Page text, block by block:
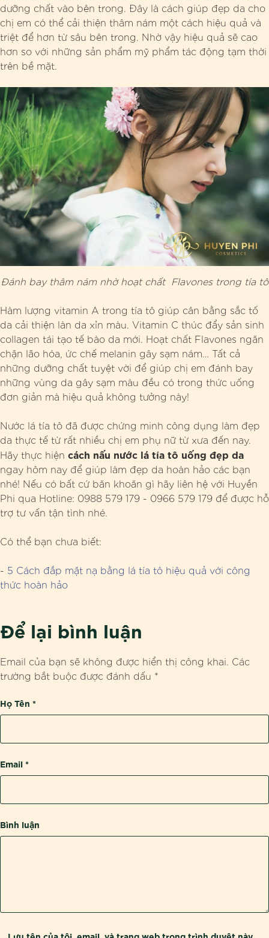
dưỡng chất vào bên trong. Đây là cách giúp đẹp da cho
chị em có thể cải thiện thâm nám một cách hiệu quả và
triệt để hơn từ sâu bên trong. Nhờ vậy hiệu quả sẽ cao
hơn so với những sản phẩm mỹ phẩm tác động tạm thời
trên bề mặt.
Đánh bay thâm nám nhờ hoạt chất Flavones trong tía tô
Hàm lượng vitamin A trong tía tô giúp cân bằng sắc tố
da cải thiện làn da xỉn màu. Vitamin C thúc đẩy sản sinh
collagen tái tạo tế bào da mới. Hoạt chất Flavones ngăn
chặn lão hóa, ức chế melanin gây sạm nám… Tất cả
những dưỡng chất tuyệt vời để giúp chị em đánh bay
những vùng da gây sạm màu đều có trong thức uống
đơn giản mà hiệu quả không tưởng này!
Nước lá tía tô đã được chứng minh công dụng làm đẹp
da thực tế từ rất nhiều chị em phụ nữ từ xưa đến nay.
Hãy thực hiện cách nấu nước lá tía tô uống đẹp da
ngay hôm nay để giúp làm đẹp da hoàn hảo các bạn
nhé! Nếu có bất cứ băn khoăn gì hãy liên hệ với Huyền
Phi qua Hotline: 0988 579 179 - 0966 579 179 để được hỗ
trợ tư vấn tận tình nhé.
Có thể bạn chưa biết:
- 5 Cách đắp mặt nạ bằng lá tía tô hiệu quả với công
thức hoàn hảo
Để lại bình luận
Email của bạn sẽ không được hiển thị công khai. Các
trường bắt buộc được đánh dấu *
Bình luận
Họ Tên *
Email *